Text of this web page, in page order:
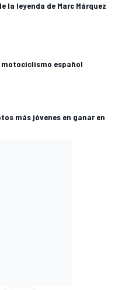
la leyenda de Marc Márquez
motociclismo español
más jóvenes en ganar en